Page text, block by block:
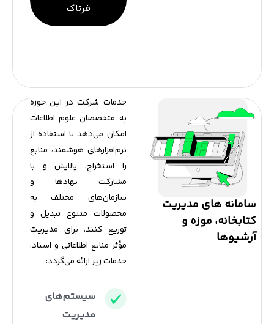
فرتاک
خدمات شرکت در این حوزه
به متخصصان علوم اطلاعات
امکان می‌دهد با استفاده از
نرم‌افزارهای هوشمند، منابع
را استخراج، پالایش و با
مشارکت نهادها و
سازمان‌های مختلف به
محصولات متنوع تبدیل و
توزیع کنند. برای مدیریت
مؤثر منابع اطلاعاتی و اسناد،
خدمات زیر ارائه می‌گردد:​
سیستم‌های
مدیریت
سامانه های مدیریت
کتابخانه، موزه و
آرشیوها